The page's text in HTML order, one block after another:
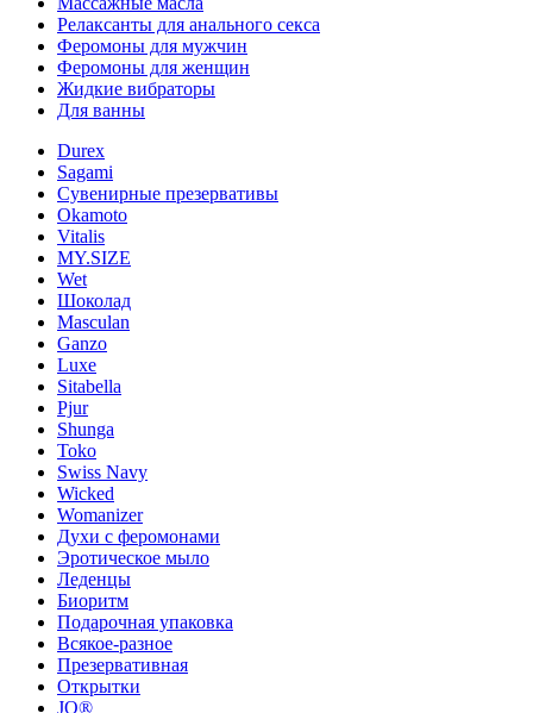
Релаксанты для анального секса
Феромоны для мужчин
Феромоны для женщин
Жидкие вибраторы
Для ванны
Durex
Sagami
Сувенирные презервативы
Okamoto
Vitalis
MY.SIZE
Wet
Шоколад
Masculan
Ganzo
Luxe
Sitabella
Pjur
Shunga
Toko
Swiss Navy
Wicked
Womanizer
Духи с феромонами
Эротическое мыло
Леденцы
Биоритм
Подарочная упаковка
Всякое-разное
Презервативная
Открытки
JO®